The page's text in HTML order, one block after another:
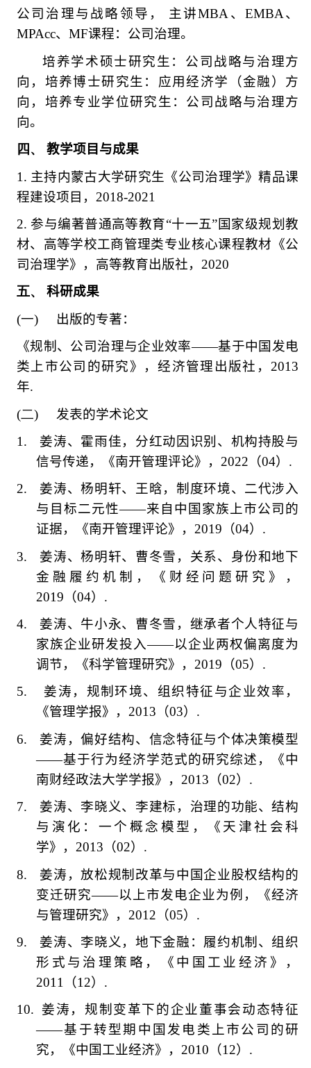
公司治理与战略领导，
主讲MBA、 EMBA、
MPAcc、 MF课程：公司治理。
培养学术硕士研究生：公司战略与治理方
向，培养博士研究生：应用经济学（金融）方
向，培养专业学位研究生：公司战略与治理方
向。
四、 教学项目与成果
1. 主持内蒙古大学研究生《公司治理学》精品课
程建设项目， 2018-2021
2. 参与编著普通高等教育“十一五”国家级规划教
材、高等学校工商管理类专业核心课程教材《公
司治理学》，高等教育出版社， 2020
五、 科研成果
(一)
出版的专著：
《规制、公司治理与企业效率——基于中国发电
类上市公司的研究》，经济管理出版社， 2013
年.
(二)
发表的学术论文
1.
姜涛、霍雨佳，分红动因识别、机构持股与
信号传递，《南开管理评论》， 2022 （04） .
2.
姜涛、杨明轩、王晗，制度环境、二代涉入
与目标二元性——来自中国家族上市公司的
证据，《南开管理评论》，2019 （04） .
3.
姜涛、杨明轩、曹冬雪，关系、身份和地下
金融履约机制，《财经问题研究》，
2019 （04） .
4.
姜涛、牛小永、曹冬雪，继承者个人特征与
家族企业研发投入——以企业两权偏离度为
调节，《科学管理研究》， 2019 （05） .
5.
姜涛，规制环境、组织特征与企业效率，
《管理学报》，2013 （03） .
6.
姜涛，偏好结构、信念特征与个体决策模型
——基于行为经济学范式的研究综述，《中
南财经政法大学学报》， 2013 （02） .
7.
姜涛、李晓义、李建标，治理的功能、结构
与演化：一个概念模型，《天津社会科
学》，2013 （02） .
8.
姜涛，放松规制改革与中国企业股权结构的
变迁研究——以上市发电企业为例，《经济
与管理研究》， 2012 （05） .
9.
姜涛、李晓义，地下金融：履约机制、组织
形式与治理策略，《中国工业经济》，
2011
（12） .
10. 姜涛，规制变革下的企业董事会动态特征
——基于转型期中国发电类上市公司的研
究，《中国工业经济》，2010 （12） .